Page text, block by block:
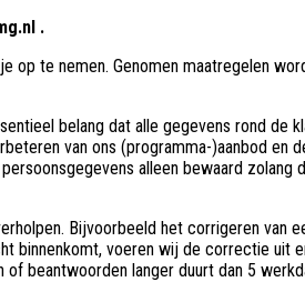
.
op te nemen. Genomen maatregelen
belang dat alle gegevens rond de
van ons (programma-)aanbod en
alleen bewaard zolang
Bijvoorbeeld het corrigeren van
binnenkomt, voeren wij de correctie uit
beantwoorden langer duurt dan 5